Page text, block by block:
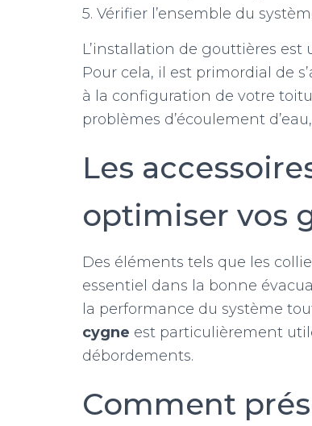
5. Vérifier l’ensemble du
L’installation de gouttières est
Pour cela, il est primordial de
à la configuration de votre
problèmes d’écoulement
Les
optimiser vos
Des éléments tels que les
essentiel dans la bonne
la performance du système
cygne est particulièrement
débordements.
Comment